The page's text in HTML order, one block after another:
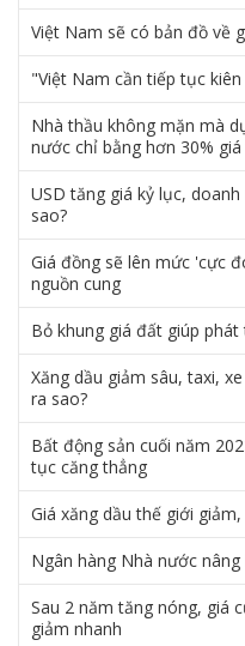
Việt Nam sẽ có bản đồ về
"Việt Nam cần tiếp tục
Nhà thầu không mặn mà
nước chỉ bằng hơn 30%
USD tăng giá kỷ lục,
sao?
Giá đồng sẽ lên mức 'cực
nguồn cung
Bỏ khung giá đất giúp
Xăng dầu giảm sâu, taxi,
ra sao?
Bất động sản cuối năm
tục căng thẳng
Giá xăng dầu thế giới
Ngân hàng Nhà nước
Sau 2 năm tăng nóng, giá
giảm nhanh